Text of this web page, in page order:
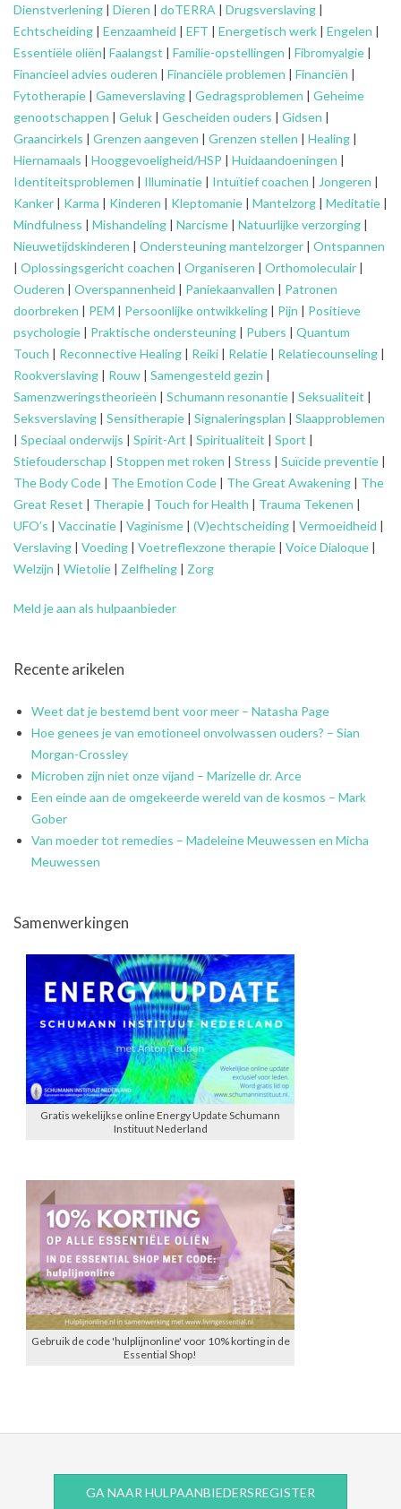
Dienstverlening | Dieren | doTERRA | Drugsverslaving |
Echtscheiding | Eenzaamheid | EFT | Energetisch werk | Engelen |
Essentiële oliën| Faalangst | Familie-opstellingen | Fibromyalgie |
Financieel advies ouderen | Financiële problemen | Financiën |
Fytotherapie | Gameverslaving | Gedragsproblemen | Geheime
genootschappen | Geluk | Gescheiden ouders | Gidsen |
Graancirkels | Grenzen aangeven | Grenzen stellen | Healing |
Hiernamaals | Hooggevoeligheid/HSP | Huidaandoeningen |
Identiteitsproblemen | Illuminatie | Intuïtief coachen | Jongeren |
Kanker | Karma | Kinderen | Kleptomanie | Mantelzorg | Meditatie |
Mindfulness | Mishandeling | Narcisme | Natuurlijke verzorging |
Nieuwetijdskinderen | Ondersteuningmantelzorger | Ontspannen
| Oplossingsgericht coachen | Organiseren | Orthomoleculair |
Ouderen | Overspannenheid | Paniekaanvallen | Patronen
doorbreken | PEM | Persoonlijke ontwikkeling | Pijn | Positieve
psychologie | Praktische ondersteuning | Pubers | Quantum
Touch | Reconnective Healing | Reiki | Relatie | Relatiecounseling |
Rookverslaving | Rouw | Samengesteld gezin |
Samenzweringstheorieën | Schumann resonantie | Seksualiteit |
Seksverslaving | Sensitherapie | Signaleringsplan | Slaapproblemen
| Speciaal onderwijs | Spirit-Art | Spiritualiteit | Sport |
Stiefouderschap | Stoppen met roken | Stress | Suïcide preventie |
The Body Code | The Emotion Code | The Great Awakening | The
Great Reset | Therapie | Touch for Health | Trauma Tekenen |
UFO’s | Vaccinatie | Vaginisme | (V)echtscheiding | Vermoeidheid |
Verslaving | Voeding | Voetreflexzone therapie | Voice Dialoque |
Welzijn | Wietolie | Zelfheling | Zorg
Meld je aan als hulpaanbieder
Recente arikelen
Weet dat je bestemd bent voor meer – Natasha Page
Hoe genees je van emotioneel onvolwassen ouders? – Sian
Morgan-Crossley
Microben zijn niet onze vijand – Marizelle dr. Arce
Een einde aan de omgekeerde wereld van de kosmos – Mark
Gober
Van moeder tot remedies – Madeleine Meuwessen en Micha
Meuwessen
Samenwerkingen
Gratis wekelijkse online Energy Update Schumann
Instituut Nederland
Gebruik de code 'hulplijnonline' voor 10% korting in de
Essential Shop!
GA NAAR HULPAANBIEDERSREGISTER